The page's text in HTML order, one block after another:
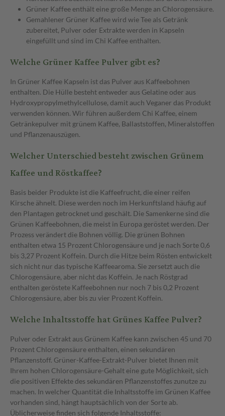
Grüner Kaffee enthält eine große Menge an Chlorogensäure.
Gemahlener Grüner Kaffee wird wie Tee als Getränk
zubereitet, Pulver oder Extrakte werden in Kapseln
eingefüllt und sind im Chi Kaffee enthalten.
Welche Grüner Kaffee Pulver gibt es?
In Grüner Kaffee Kapseln ist das Pulver aus Kaffeebohnen
enthalten. Die Hülle besteht entweder aus Gelatine oder aus
Hydroxypropylmethylcellulose, damit auch Veganer das Produkt
verwenden können. Wir führen außerdem Chi Kaffee, einem
Getränkepulver mit grünem Kaffee, Ballaststoffen, Mineralstoffen
und Pflanzenauszügen.
Welcher Unterschied besteht zwischen Grünem
Kaffee und Röstkaffee?
Basis beider Produkte ist die Kaffeefrucht, die einer reifen
Kirsche ähnelt. Diese werden noch im Herkunftsland häufig auf
den Plantagen getrocknet und geschält. Die Samenkerne sind die
Grünen Kaffeebohnen, die meist in Europa geröstet werden. Der
Prozess verändert die Bohnen völlig. Die grünen Bohnen
enthalten etwa 15 Prozent Chlorogensäure und je nach Sorte 0,6
bis 3,27 Prozent Koffein. Durch die Hitze beim Rösten entwickelt
sich nicht nur das typische Kaffeearoma. Sie zersetzt auch die
Chlorogensäure, aber nicht das Koffein. Je nach Röstgrad
enthalten geröstete Kaffeebohnen nur noch 7 bis 0,2 Prozent
Chlorogensäure, aber bis zu vier Prozent Koffein.
Welche Inhaltsstoffe hat Grünes Kaffee Pulver?
Pulver oder Extrakt aus Grünem Kaffee kann zwischen 45 und 70
Prozent Chlorogensäure enthalten, einen sekundären
Pflanzenstoff. Grüner-Kaffee-Extrakt-Pulver bietet Ihnen mit
Ihrem hohen Chlorogensäure-Gehalt eine gute Möglichkeit, sich
die positiven Effekte des sekundären Pflanzenstoffes zunutze zu
machen. In welcher Quantität die Inhaltsstoffe im Grünen Kaffee
vorhanden sind, hängt hauptsächlich von der Sorte ab.
Üblicherweise finden sich folgende Inhaltsstoffe: